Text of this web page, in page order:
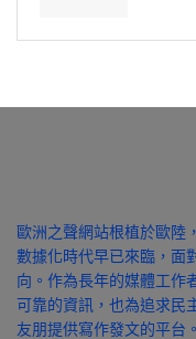
歐洲之聲網站根植於歐陸
數據化時代早已來臨，面
向。作為長年的媒體工作
可靠的資訊，也為追求民
友朋提供寫作發文的平台